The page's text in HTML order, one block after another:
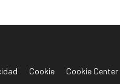
Cookie Cookie Center